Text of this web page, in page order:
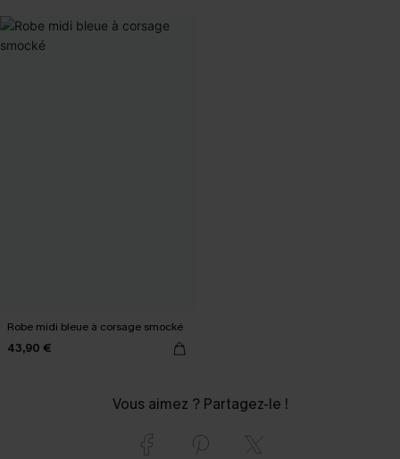
Robe midi bleue à corsage smocké
43,90 €
Vous aimez ? Partagez-le !